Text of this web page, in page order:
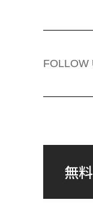
FOLLOW
無